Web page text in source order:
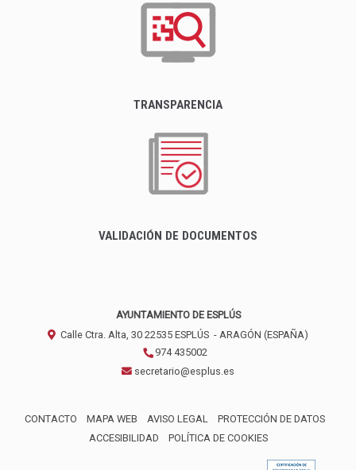
TRANSPARENCIA
VALIDACIÓN DE DOCUMENTOS
AYUNTAMIENTO DE ESPLÚS
Calle Ctra. Alta, 30 22535 ESPLÚS - ARAGÓN (ESPAÑA)
974 435002
secretario@esplus.es
CONTACTO MAPA WEB AVISO LEGAL
PROTECCIÓN DE DATOS
ACCESIBILIDAD
POLÍTICA DE COOKIES